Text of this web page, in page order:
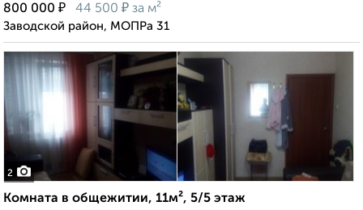
800 000 ₽ 44 500 ₽ за м²
Заводской район, МОПРа 31
2
Комната в общежитии, 11м², 5/5 этаж